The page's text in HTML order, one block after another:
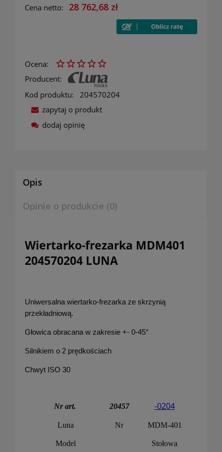
Cena netto: 28 762,68 zł
Ocena:
Producent:
Kod produktu:
204570204
zapytaj o produkt
dodaj opinię
Opis
Opinie o produkcie (0)
Wiertarko-frezarka MDM401
204570204 LUNA
Uniwersalna wiertarko-frezarka ze skrzynią
przekładniową.
Głowica obracana w zakresie +- 0-45°
Silnikiem o 2 prędkościach
Chwyt ISO 30
Nr art. 20457 -0204
Luna Nr MDM-401
Model Stołowa